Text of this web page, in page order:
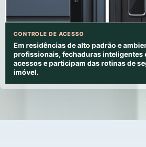
CONTROLE DE ACESSO
Em residências de alto padrão e
profissionais, fechaduras inteligentes
acessos e participam das rotinas de
imóvel.